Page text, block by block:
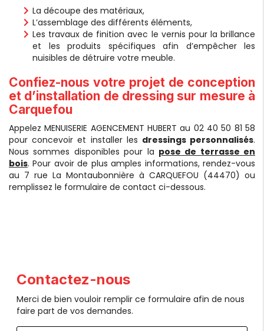
La découpe des matériaux,
L’assemblage des différents éléments,
Les travaux de finition avec le vernis pour la brillance
et les produits spécifiques afin d’empêcher les
nuisibles de détruire votre meuble.
Confiez-nous votre projet de conception
et d’installation de dressing sur mesure à
Carquefou
Appelez MENUISERIE AGENCEMENT HUBERT au 02 40 50 81 58
pour concevoir et installer les dressings personnalisés.
Nous sommes disponibles pour la pose de terrasse en
bois. Pour avoir de plus amples informations, rendez-vous
au 7 rue La Montaubonnière à CARQUEFOU (44470) ou
remplissez le formulaire de contact ci-dessous.
Contactez-nous
Merci de bien vouloir remplir ce formulaire afin de nous
faire part de vos demandes.